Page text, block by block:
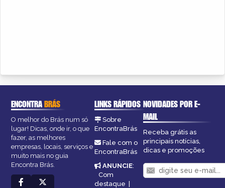
ENCONTRABRÁS
O melhor do Brás num só
lugar! Dicas, onde ir, o que
fazer, as melhores
empresas, locais, serviços e
muito mais no guia
Encontra Brás.
LINKS RÁPIDOS
Sobre
EncontraBrás
Fale com o
EncontraBrás
ANUNCIE:
Com
destaque |
NOVIDADES POR E-
MAIL
Receba grátis as
principais notícias,
dicas e promoções